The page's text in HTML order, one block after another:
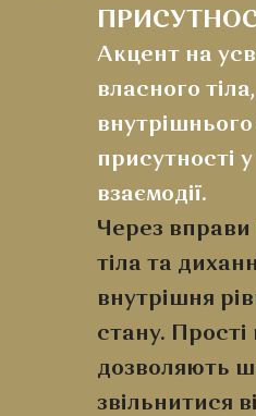
Акцент на
власного
присутності
взаємодії.
Через вправи
тіла та
внутрішня
стану.
дозволяють
звільнитися